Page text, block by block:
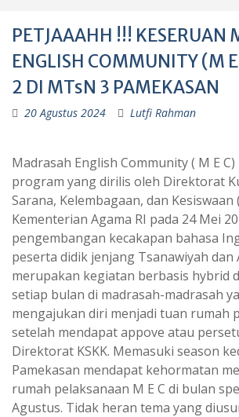
PETJAAAHH !!! KESERUAN
ENGLISH COMMUNITY (M E
2 DI MTsN 3 PAMEKASAN
20 Agustus 2024 Lutfi Rahman
Madrasah English Community ( M E
program yang dirilis oleh Direktorat
Sarana, Kelembagaan, dan Kesiswaan
Kementerian Agama RI pada 24 Mei
pengembangan kecakapan bahasa
peserta didik jenjang Tsanawiyah dan
merupakan kegiatan berbasis hybrid
setiap bulan di madrasah-madrasah
mengajukan diri menjadi tuan rumah
setelah mendapat appove atau
Direktorat KSKK. Memasuki season
Pamekasan mendapat kehormatan
rumah pelaksanaan M E C di bulan
Agustus. Tidak heran tema yang